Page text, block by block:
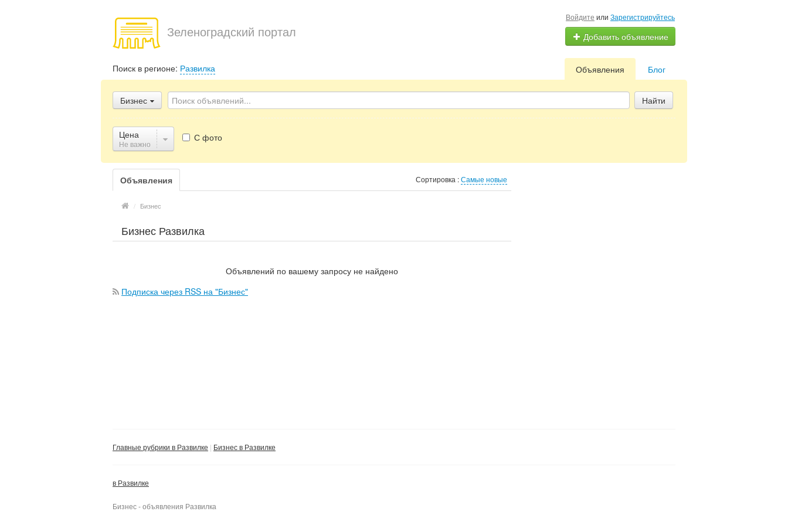
Зеленоградский портал
Войдите или Зарегистрируйтесь
Добавить объявление
Поиск в регионе: Развилка Блог
Объявления
Бизнес Найти
Цена
Не важно
С фото
Объявления Сортировка :Самые новые
/ Бизнес
Бизнес Развилка
Объявлений по вашему запросу не найдено
Подписка через RSS на "Бизнес"
Главные рубрики в Развилке Бизнес в Развилке
в Развилке
Бизнес - объявления Развилка